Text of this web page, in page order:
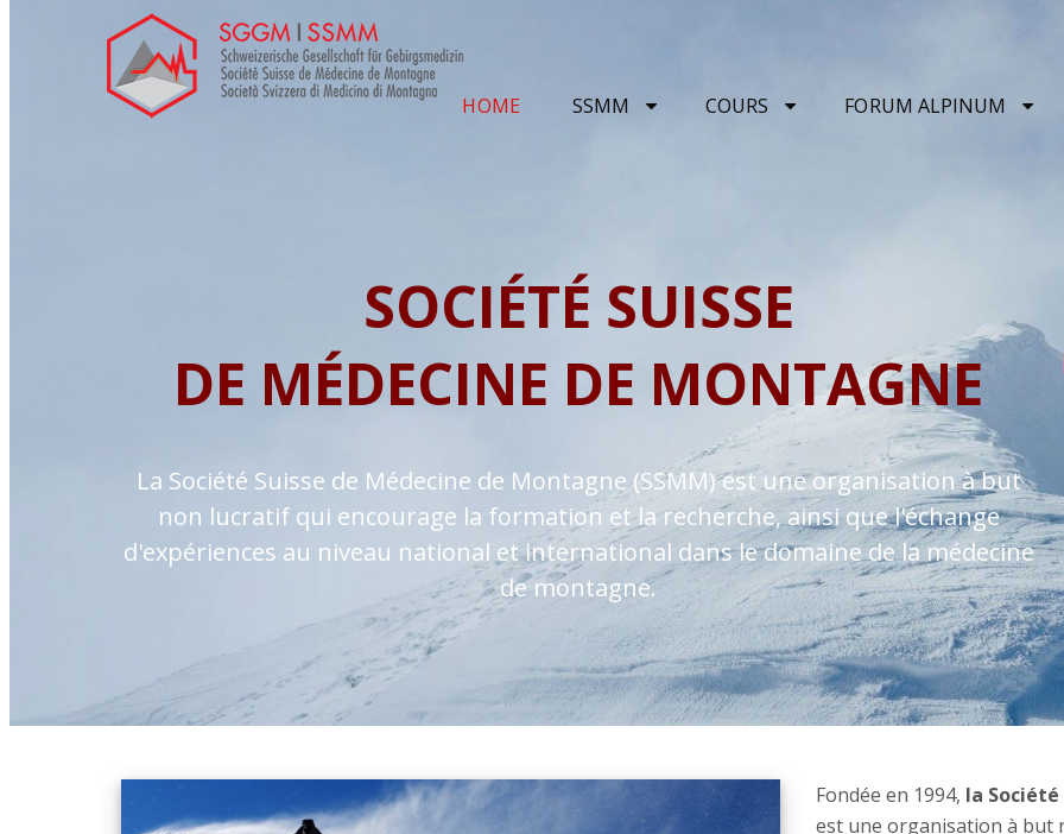
HOME SSMM COURS FORUM ALPINUM
SOCIÉTÉ SUISSE
DE MÉDECINE DE MONTAGNE
La Société Suisse de Médecine de Montagne (SSMM) est une organisation à but
non lucratif qui encourage la formation et la recherche, ainsi que l'échange
d'expériences au niveau national et international dans le domaine de la médecine
de montagne.
Fondée en 1994, la
est une organisation à but